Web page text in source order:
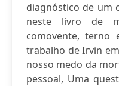
diagnóstico de um
neste livro de
comovente, terno
trabalho de Irvin
nosso medo da
pessoal, Uma